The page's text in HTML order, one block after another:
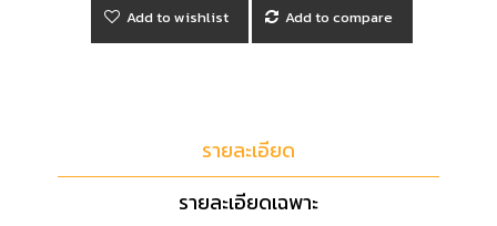
Add to wishlist Add to compare
รายละเอียด
รายละเอียดเฉพาะ